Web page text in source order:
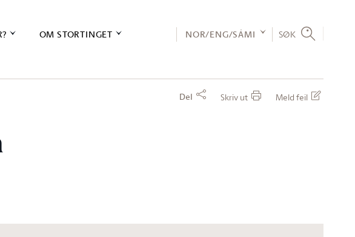
OM STORTINGET NOR/ENG/SÁMI SØK
Del Skriv ut Meld feil